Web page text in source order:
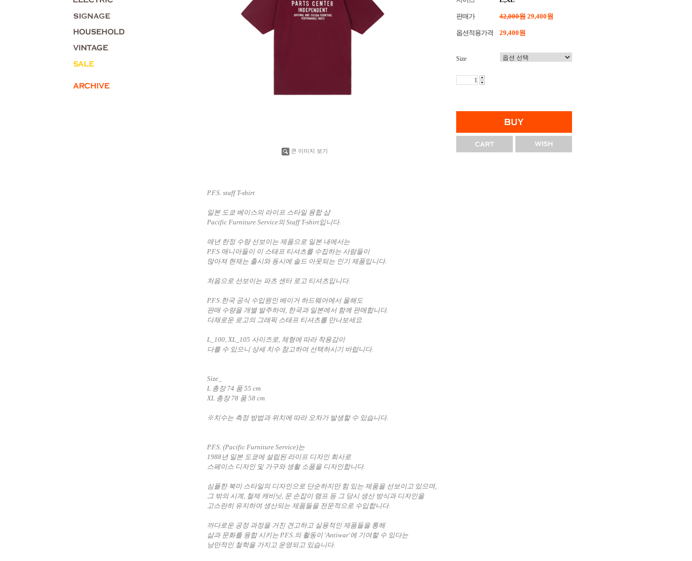
큰 이미지 보기
판매가 42,000원 29,400원
옵션적용가격 29,400원
Size
P.F.S. staff T-shirt
일본 도쿄 베이스의 라이프 스타일 융합 샵
Pacific Furniture Service의Staff T-shirt입니다.
매년 한정 수량 선보이는 제품으로 일본 내에서는
P.F.S 매니아들이 이 스태프 티셔츠를 수집하는 사람들이
많아져 현재는 출시와 동시에 솔드 아웃되는 인기 제품입니다.
처음으로 선보이는 파츠 센터 로고 티셔츠입니다.
P.F.S.한국 공식 수입원인 베이거 하드웨어에서 올해도
판매 수량을 개별 발주하여, 한국과 일본에서 함께 판매합니다.
다채로운 로고의 그래픽 스태프 티셔츠를 만나보세요.
L_100, XL_105 사이즈로, 체형에 따라 착용감이
다를 수 있으니 상세 치수 참고하여 선택하시기 바랍니다.
Size_
L 총장 74 품 55 cm
XL 총장 78 품 58 cm
※치수는 측정 방법과 위치에 따라 오차가 발생할 수 있습니다.
P.F.S. (Pacific Furniture Service)는
1988년 일본 도쿄에 설립된 라이프 디자인 회사로
스페이스 디자인 및 가구와 생활 소품을 디자인합니다.
심플한 북미 스타일의 디자인으로 단순하지만 힘 있는 제품을 선보이고 있으며,
그 밖의 시계, 철제 캐비닛, 문 손잡이 램프 등 그 당시 생산 방식과 디자인을
고스란히 유지하여 생산되는 제품들을 전문적으로 수입합니다.
까다로운 공정 과정을 거친 견고하고 실용적인 제품들을 통해
삶과 문화를 융합 시키는 P.F.S.의 활동이 'Antiwar'에 기여할 수 있다는
낭만적인 철학을 가지고 운영되고 있습니다.